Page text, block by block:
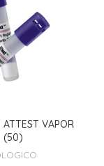
VAPOR
(50)